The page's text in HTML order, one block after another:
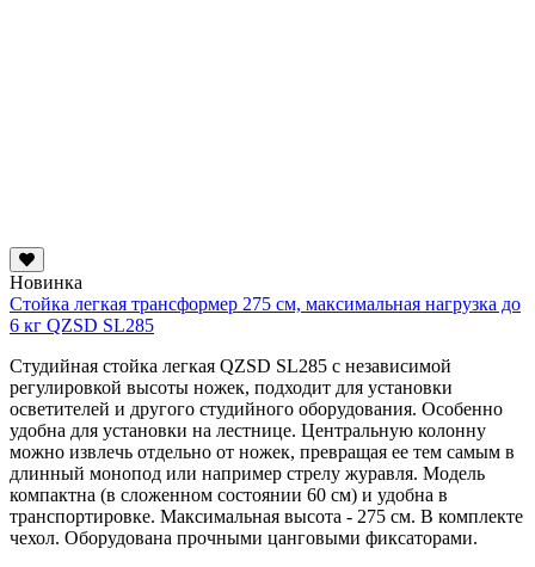
Новинка
Стойка легкая трансформер 275 см, максимальная нагрузка до
6 кг QZSD SL285
Студийная стойка легкая QZSD SL285 с независимой
регулировкой высоты ножек, подходит для установки
осветителей и другого студийного оборудования. Особенно
удобна для установки на лестнице. Центральную колонну
можно извлечь отдельно от ножек, превращая ее тем самым в
длинный монопод или например стрелу журавля. Модель
компактна (в сложенном состоянии 60 см) и удобна в
транспортировке. Максимальная высота - 275 см. В комплекте
чехол. Оборудована прочными цанговыми фиксаторами.